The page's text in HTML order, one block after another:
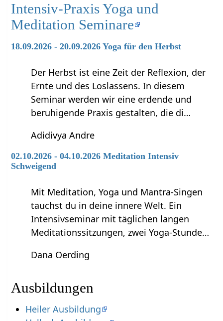
Intensiv-Praxis Yoga und
Meditation Seminare
18.09.2026 - 20.09.2026 Yoga für den Herbst
Der Herbst ist eine Zeit der Reflexion, der
Ernte und des Loslassens. In diesem
Seminar werden wir eine erdende und
beruhigende Praxis gestalten, die di…
Adidivya Andre
02.10.2026 - 04.10.2026 Meditation Intensiv
Schweigend
Mit Meditation, Yoga und Mantra-Singen
tauchst du in deine innere Welt. Ein
Intensivseminar mit täglichen langen
Meditationssitzungen, zwei Yoga-Stunde…
Dana Oerding
Ausbildungen
Heiler Ausbildung